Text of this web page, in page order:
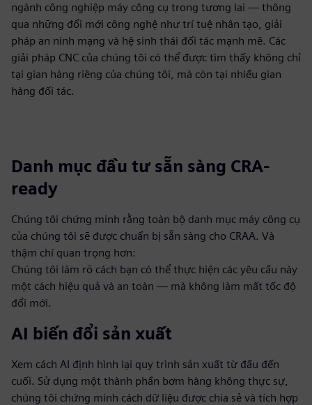
ngành công nghiệp máy công cụ trong tương lai — thông
qua những đổi mới công nghệ như trí tuệ nhân tạo, giải
pháp an ninh mạng và hệ sinh thái đối tác mạnh mẽ. Các
giải pháp CNC của chúng tôi có thể được tìm thấy không chỉ
tại gian hàng riêng của chúng tôi, mà còn tại nhiều gian
hàng đối tác.
Danh mục đầu tư sẵn sàng CRA-
ready
Chúng tôi chứng minh rằng toàn bộ danh mục máy công cụ
của chúng tôi sẽ được chuẩn bị sẵn sàng cho CRAA. Và
thậm chí quan trọng hơn:
Chúng tôi làm rõ cách bạn có thể thực hiện các yêu cầu này
một cách hiệu quả và an toàn — mà không làm mất tốc độ
đổi mới.
AI biến đổi sản xuất
Xem cách AI định hình lại quy trình sản xuất từ đầu đến
cuối. Sử dụng một thành phần bơm hàng không thực sự,
chúng tôi chứng minh cách dữ liệu được chia sẻ và tích hợp